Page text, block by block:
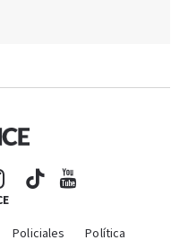
Policiales
Política